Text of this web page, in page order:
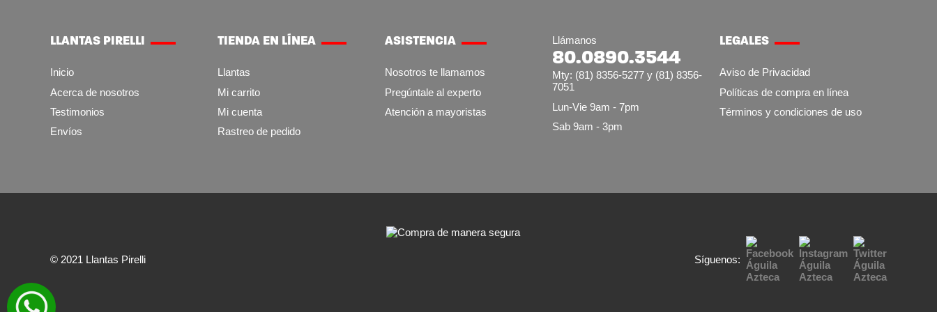
LLANTAS PIRELLI
Inicio
Acerca de nosotros
Testimonios
Envíos
TIENDA EN LÍNEA
Llantas
Mi carrito
Mi cuenta
Rastreo de pedido
ASISTENCIA
Nosotros te llamamos
Pregúntale al experto
Atención a mayoristas
Llámanos
80.0890.3544
Mty: (81) 8356-5277 y (81) 8356-
7051
Lun-Vie 9am - 7pm
Sab 9am - 3pm
LEGALES
Aviso de Privacidad
Políticas de compra en línea
Términos y condiciones de uso
© 2021 Llantas Pirelli Síguenos: